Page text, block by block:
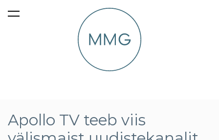
lisati ostukorvi. Vaata ostukorvi
Apollo TV teeb viis